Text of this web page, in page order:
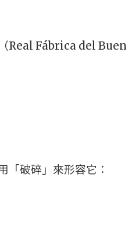
Real Fábrica del Buen
「破碎」來形容它：